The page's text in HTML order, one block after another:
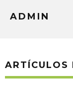
ADMIN
ARTÍCULOS